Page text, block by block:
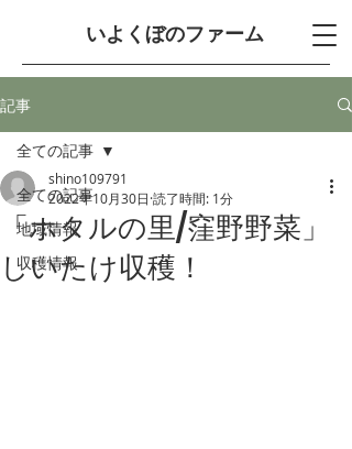
​いよくぼのファーム
記事
全ての記事
地域情報
収穫情報
全ての記事
「ホタルの里/窪野野菜」
しいたけ収穫！
shino109791
2022年10月30日 読了時間: 1分